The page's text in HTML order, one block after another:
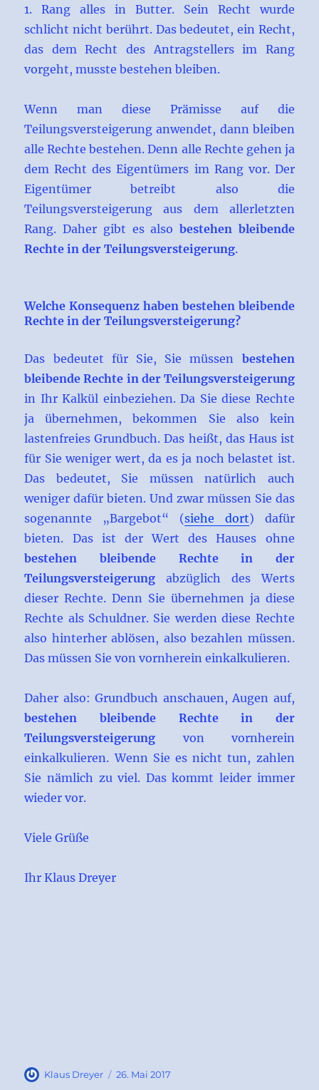
1. Rang alles in Butter. Sein Recht wurde
schlicht nicht berührt. Das bedeutet, ein Recht,
das dem Recht des Antragstellers im Rang
vorgeht, musste bestehen bleiben.
Wenn man diese Prämisse auf die
Teilungsversteigerung anwendet, dann bleiben
alle Rechte bestehen. Denn alle Rechte gehen ja
dem Recht des Eigentümers im Rang vor. Der
Eigentümer betreibt also die
Teilungsversteigerung aus dem allerletzten
Rang. Daher gibt es also bestehen bleibende
Rechte in der Teilungsversteigerung.
Welche Konsequenz haben bestehen bleibende
Rechte in der Teilungsversteigerung?
Das bedeutet für Sie, Sie müssen bestehen
bleibende Rechte in der Teilungsversteigerung
in Ihr Kalkül einbeziehen. Da Sie diese Rechte
ja übernehmen, bekommen Sie also kein
lastenfreies Grundbuch. Das heißt, das Haus ist
für Sie weniger wert, da es ja noch belastet ist.
Das bedeutet, Sie müssen natürlich auch
weniger dafür bieten. Und zwar müssen Sie das
sogenannte „Bargebot“ (siehe dort) dafür
bieten. Das ist der Wert des Hauses ohne
bestehen bleibende Rechte in der
Teilungsversteigerung abzüglich des Werts
dieser Rechte. Denn Sie übernehmen ja diese
Rechte als Schuldner. Sie werden diese Rechte
also hinterher ablösen, also bezahlen müssen.
Das müssen Sie von vornherein einkalkulieren.
Daher also: Grundbuch anschauen, Augen auf,
bestehen bleibende Rechte in der
Teilungsversteigerung von vornherein
einkalkulieren. Wenn Sie es nicht tun, zahlen
Sie nämlich zu viel. Das kommt leider immer
wieder vor.
Viele Grüße
Ihr Klaus Dreyer
Autor
Klaus Dreyer
Veröffentlicht
26. Mai 2017